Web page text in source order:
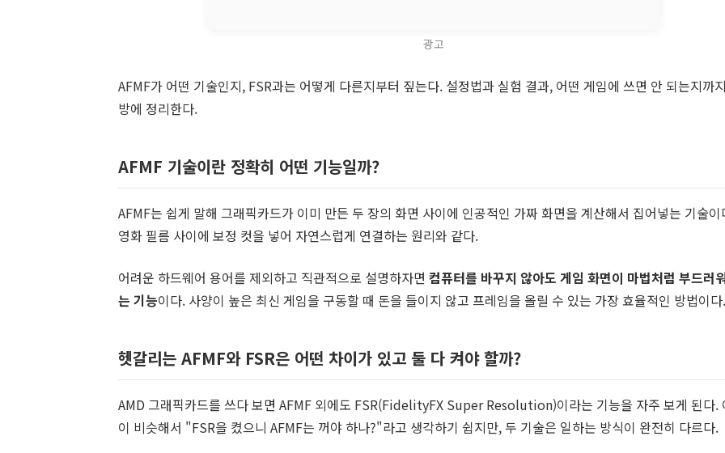
광고
AFMF가 어떤 기술인지, FSR과는 어떻게 다른지부터 짚는다. 설정법과 실험 결과, 어떤 게임에 쓰면 안 되는지까
방에 정리한다.
AFMF 기술이란 정확히 어떤 기능일까?
AFMF는 쉽게 말해 그래픽카드가 이미 만든 두 장의 화면 사이에 인공적인 가짜 화면을 계산해서 집어넣는 기술이
영화 필름 사이에 보정 컷을 넣어 자연스럽게 연결하는 원리와 같다.
어려운 하드웨어 용어를 제외하고 직관적으로 설명하자면 컴퓨터를 바꾸지 않아도 게임 화면이 마법처럼 부드러
는 기능이다. 사양이 높은 최신 게임을 구동할 때 돈을 들이지 않고 프레임을 올릴 수 있는 가장 효율적인 방법이다.
헷갈리는 AFMF와 FSR은 어떤 차이가 있고 둘 다 켜야 할까?
AMD 그래픽카드를 쓰다 보면 AFMF 외에도 FSR(FidelityFX Super Resolution)이라는 기능을 자주 보게 된다.
이 비슷해서 "FSR을 켰으니 AFMF는 꺼야 하나?"라고 생각하기 쉽지만, 두 기술은 일하는 방식이 완전히 다르다.